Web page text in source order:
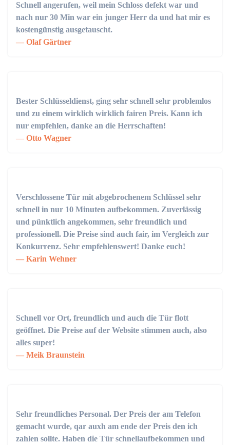
Schnell angerufen, weil mein Schloss defekt war und
nach nur 30 Min war ein junger Herr da und hat mir es
kostengünstig ausgetauscht.
Olaf Gärtner
Bester Schlüsseldienst, ging sehr schnell sehr problemlos
und zu einem wirklich wirklich fairen Preis. Kann ich
nur empfehlen, danke an die Herrschaften!
Otto Wagner
Verschlossene Tür mit abgebrochenem Schlüssel sehr
schnell in nur 10 Minuten aufbekommen. Zuverlässig
und pünktlich angekommen, sehr freundlich und
professionell. Die Preise sind auch fair, im Vergleich zur
Konkurrenz. Sehr empfehlenswert! Danke euch!
Karin Wehner
Schnell vor Ort, freundlich und auch die Tür flott
geöffnet. Die Preise auf der Website stimmen auch, also
alles super!
Meik Braunstein
Sehr freundliches Personal. Der Preis der am Telefon
gemacht wurde, qar auxh am ende der Preis den ich
zahlen sollte. Haben die Tür schnellaufbekommen und